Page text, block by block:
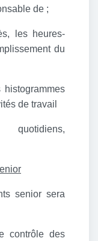
de ;
les heures-
du
de travail
senior sera
contrôle des